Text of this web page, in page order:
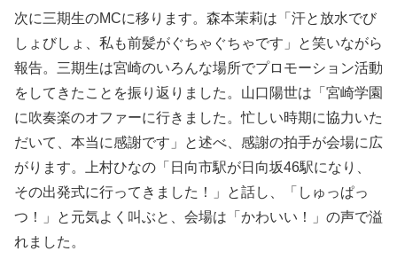
次に三期生のMCに移ります。森本茉莉は「汗と放水でび
しょびしょ、私も前髪がぐちゃぐちゃです」と笑いながら
報告。三期生は宮崎のいろんな場所でプロモーション活動
をしてきたことを振り返りました。山口陽世は「宮崎学園
に吹奏楽のオファーに行きました。忙しい時期に協力いた
だいて、本当に感謝です」と述べ、感謝の拍手が会場に広
がります。上村ひなの「日向市駅が日向坂46駅になり、
その出発式に行ってきました！」と話し、「しゅっぱっ
つ！」と元気よく叫ぶと、会場は「かわいい！」の声で溢
れました。